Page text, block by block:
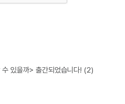
있을까> 출간되었습니다! (2)